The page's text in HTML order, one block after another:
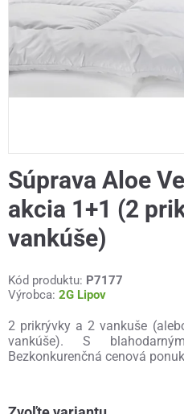
Súprava Aloe
akcia 1+1 (2
vankúše)
Kód produktu: P7177
Výrobca: 2G Lipov
2 prikrývky a 2 vankuše
vankúše). S
Bezkonkurenčná cenová